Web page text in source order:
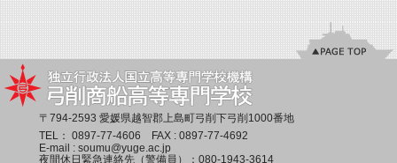
〒794-2593 愛媛県越智郡上島町弓削下弓削1000番地
TEL： 0897-77-4606 FAX : 0897-77-4692
E-mail : soumu@yuge.ac.jp
夜間休日緊急連絡先（警備員）： 080-1943-3614